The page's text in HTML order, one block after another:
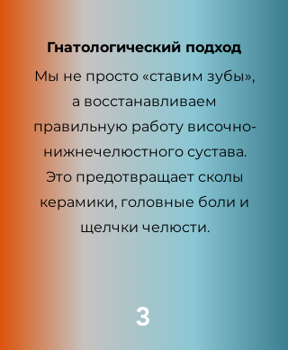
Гнатологический подход
Мы не просто «ставим зубы»,
а восстанавливаем
правильную работу височно-
нижнечелюстного сустава.
Это предотвращает сколы
керамики, головные боли и
щелчки челюсти.
3